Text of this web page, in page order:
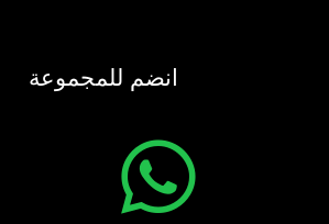
انضم للمجموعة